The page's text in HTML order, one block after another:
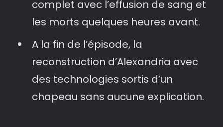
complet avec l’effusion de sang et
les morts quelques heures avant.
A la fin de l’épisode, la
reconstruction d’Alexandria avec
des technologies sortis d’un
chapeau sans aucune explication.